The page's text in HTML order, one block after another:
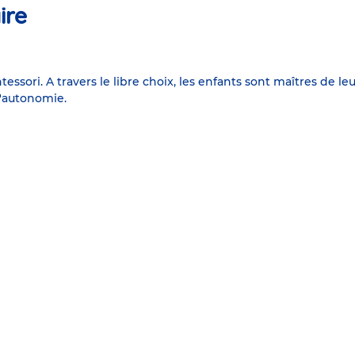
A travers le libre choix, les enfants sont maîtres de